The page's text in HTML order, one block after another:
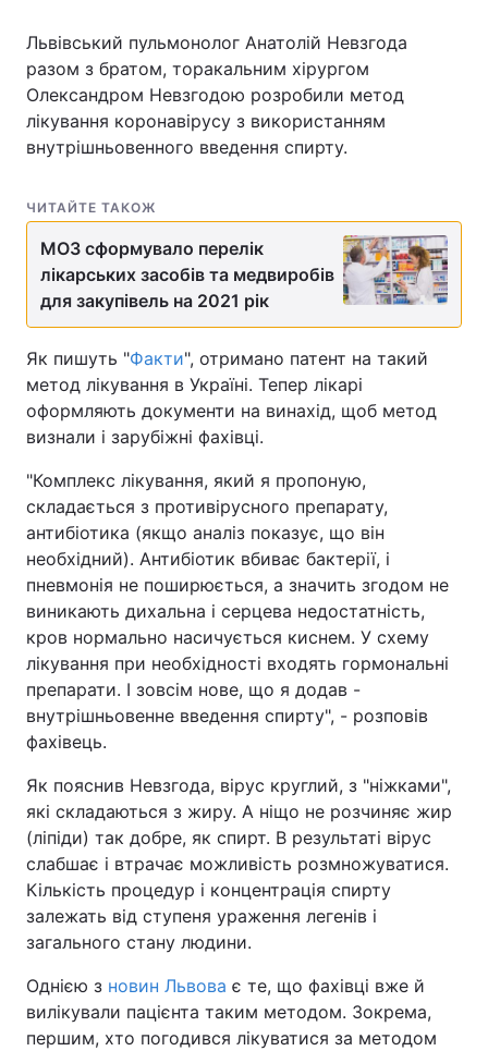
Львівський пульмонолог Анатолій Невзгода
разом з братом, торакальним хірургом
Олександром Невзгодою розробили метод
лікування коронавірусу з використанням
внутрішньовенного введення спирту.
ЧИТАЙТЕ ТАКОЖ
МОЗ сформувало перелік
лікарських засобів та медвиробів
для закупівель на 2021 рік
Як пишуть "Факти", отримано патент на такий
метод лікування в Україні. Тепер лікарі
оформляють документи на винахід, щоб метод
визнали і зарубіжні фахівці.
"Комплекс лікування, який я пропоную,
складається з противірусного препарату,
антибіотика (якщо аналіз показує, що він
необхідний). Антибіотик вбиває бактерії, і
пневмонія не поширюється, а значить згодом не
виникають дихальна і серцева недостатність,
кров нормально насичується киснем. У схему
лікування при необхідності входять гормональні
препарати. І зовсім нове, що я додав -
внутрішньовенне введення спирту", - розповів
фахівець.
Як пояснив Невзгода, вірус круглий, з "ніжками",
які складаються з жиру. А ніщо не розчиняє жир
(ліпіди) так добре, як спирт. В результаті вірус
слабшає і втрачає можливість розмножуватися.
Кількість процедур і концентрація спирту
залежать від ступеня ураження легенів і
загального стану людини.
Однією з новин Львова є те, що фахівці вже й
вилікували пацієнта таким методом. Зокрема,
першим, хто погодився лікуватися за методом